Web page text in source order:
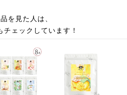
を見た人は、
チェックしています！